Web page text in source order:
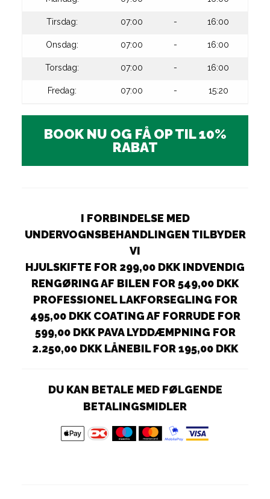
Tirsdag: 07:00 - 16:00
Onsdag: 07:00 - 16:00
Torsdag: 07:00 - 16:00
Fredag: 07:00 - 15:20
BOOK NU OG FÅ OP TIL 10%
RABAT
I FORBINDELSE MED
UNDERVOGNSBEHANDLINGEN TILBYDER
VI
HJULSKIFTE FOR 299,00 DKK INDVENDIG
RENGØRING AF BILEN FOR 549,00 DKK
PROFESSIONEL LAKFORSEGLING FOR
495,00 DKK COATING AF FORRUDE FOR
599,00 DKK PAVA LYDDÆMPNING FOR
2.250,00 DKK LÅNEBIL FOR 195,00 DKK
DU KAN BETALE MED FØLGENDE
BETALINGSMIDLER